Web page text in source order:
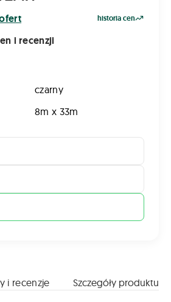
historia cen
i recenzji
czarny
8m x 33m
i recenzje Szczegóły produktu